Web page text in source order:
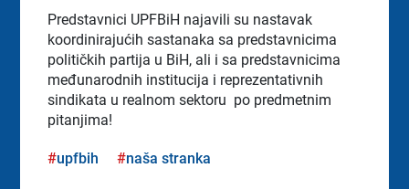
Predstavnici UPFBiH najavili su nastavak
koordinirajućih sastanaka sa predstavnicima
političkih partija u BiH, ali i sa predstavnicima
međunarodnih institucija i reprezentativnih
sindikata u realnom sektoru po predmetnim
pitanjima!
upfbih naša stranka